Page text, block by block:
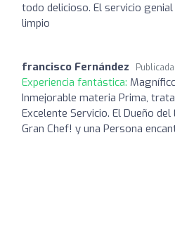
todo delicioso. El servicio
limpio
francisco Fernández
Experiencia fantástica:
Inmejorable materia Prima,
Excelente Servicio. El Dueño
Gran Chef! y una Persona